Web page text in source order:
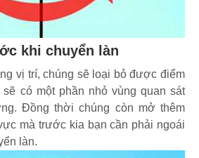
khi chuyển làn
vị trí, chúng sẽ loại bỏ được điểm
có một phần nhỏ vùng quan sát
Đồng thời chúng còn mở thêm
mà trước kia bạn cần phải ngoái
làn.